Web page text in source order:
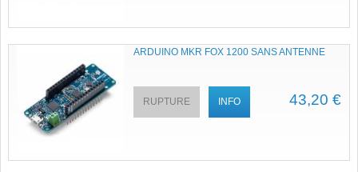
ARDUINO MKR FOX 1200 SANS ANTENNE
43,20 €
RUPTURE INFO